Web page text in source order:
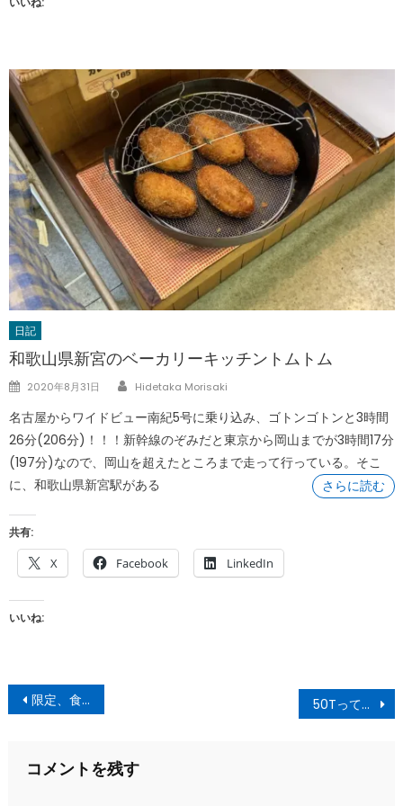
日記
和歌山県新宮のベーカリーキッチントムトム
Posted
2020年8月31日 Author
Hidetaka Morisaki
名古屋からワイドビュー南紀5号に乗り込み、ゴトンゴトンと3時間
26分(206分)！！！新幹線のぞみだと東京から岡山までが3時間17分
(197分)なので、岡山を超えたところまで走って行っている。そこ
に、和歌山県新宮駅がある
さらに読む
共有:
X Facebook LinkedIn
いいね:
投
稿
ビ
限定、食べ比べ弁当！ 50Tって、どんだけあるんだ。
コメントを残す